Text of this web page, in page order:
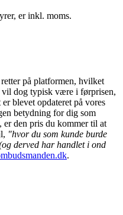
er inkl. moms.
på platformen, hvilket
vil dog typisk være i førprisen,
blevet opdateret på vores
betydning for dig som
er den pris du kommer til at
"hvor du som kunde burde
derved har handlet i ond
.